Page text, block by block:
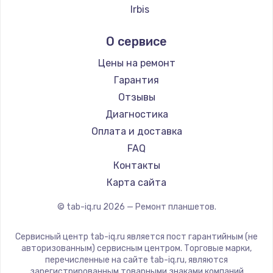
от 875 руб.
Замена SSD
от 1190 руб.
Заказать
Увеличение оперативной памяти
от 1100 руб.
Заказать
Заказать
Настройка ОС
Irbis
Microsoft
BlackView
Amazon
Aquarius
Philips
Dell
HP
Getac
ZTE
CHUWI
О сервисе
Цены на ремонт
Гарантия
Отзывы
Диагностика
Оплата и доставка
FAQ
Контакты
Карта сайта
© tab-iq.ru 2026 — Ремонт планшетов.
Сервисный центр tab-iq.ru является пост гарантийным (не
авторизованным) сервисным центром. Торговые марки,
перечисленные на сайте tab-iq.ru, являются